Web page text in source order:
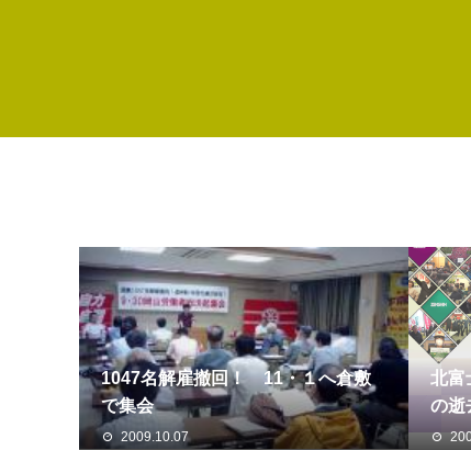
1047名解雇撤回！ 11・１へ倉敷
で集会
2009.10.07
北富
の逝